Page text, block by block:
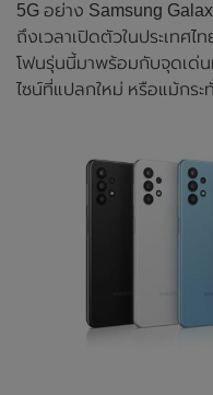
5G อย่าง Samsung
ถึงเวลาเปิดตัวในประเทศ
โฟนรุ่นนี้มาพร้อมกับจุดเด่น
ไซน์ที่แปลกใหม่ หรือแม้กร